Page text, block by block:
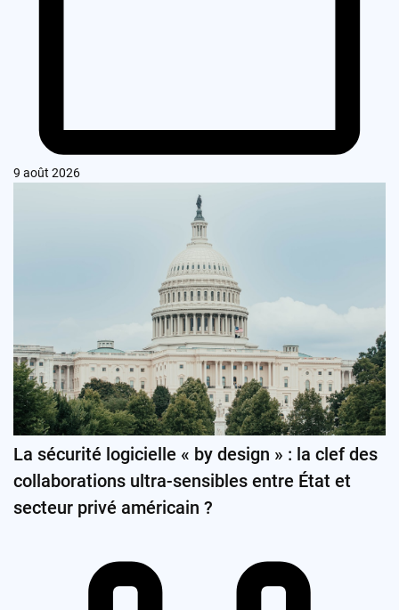
9 août 2026
La sécurité logicielle « by design » : la clef des
collaborations ultra-sensibles entre État et
secteur privé américain ?